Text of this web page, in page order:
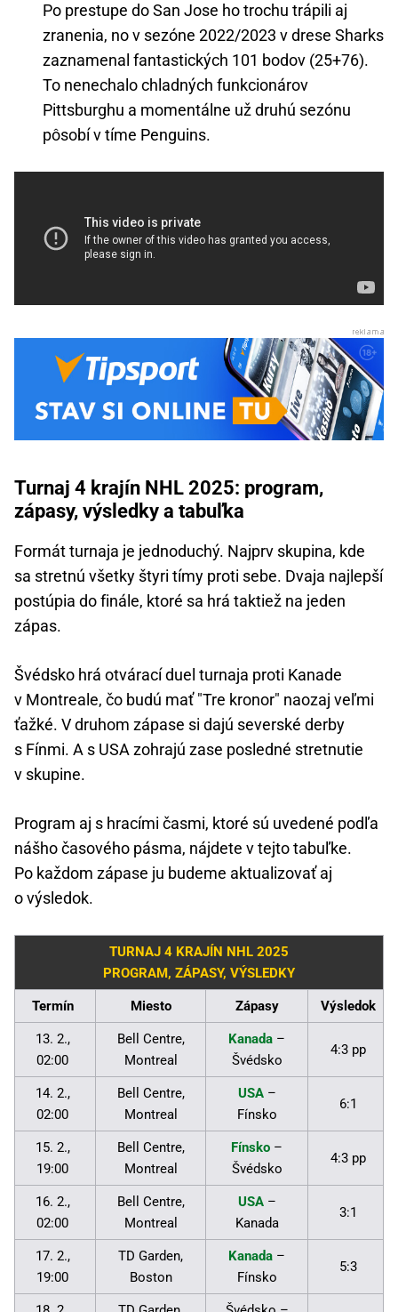
Po prestupe do San Jose ho trochu trápili aj
zranenia, no v sezóne 2022/2023 v drese Sharks
zaznamenal fantastických 101 bodov (25+76).
To nenechalo chladných funkcionárov
Pittsburghu a momentálne už druhú sezónu
pôsobí v tíme Penguins.
Turnaj 4 krajín NHL 2025: program,
zápasy, výsledky a tabuľka
Formát turnaja je jednoduchý. Najprv skupina, kde
sa stretnú všetky štyri tímy proti sebe. Dvaja najlepší
postúpia do finále, ktoré sa hrá taktiež na jeden
zápas.
Švédsko hrá otvárací duel turnaja proti Kanade
v Montreale, čo budú mať "Tre kronor" naozaj veľmi
ťažké. V druhom zápase si dajú severské derby
s Fínmi. A s USA zohrajú zase posledné stretnutie
v skupine.
Program aj s hracími časmi, ktoré sú uvedené podľa
nášho časového pásma, nájdete v tejto tabuľke.
Po každom zápase ju budeme aktualizovať aj
o výsledok.
TURNAJ 4 KRAJÍN NHL 2025
PROGRAM, ZÁPASY, VÝSLEDKY
Termín Miesto Zápasy Výsledok
13. 2.,
02:00
Bell Centre,
Montreal
Kanada –
Švédsko
4:3 pp
14. 2.,
02:00
Bell Centre,
Montreal
USA–
Fínsko
6:1
15. 2.,
19:00
Bell Centre,
Montreal
Fínsko –
Švédsko
4:3 pp
16. 2.,
02:00
Bell Centre,
Montreal
USA–
Kanada
3:1
17. 2.,
19:00
TD Garden,
Boston
Kanada –
Fínsko
5:3